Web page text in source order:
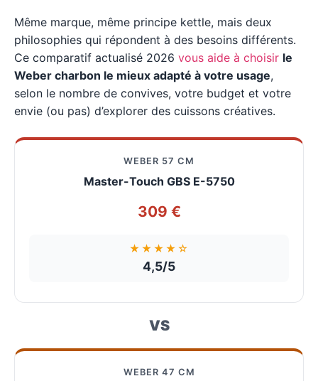
Même marque, même principe kettle, mais deux
philosophies qui répondent à des besoins différents.
Ce comparatif actualisé 2026 vous aide à choisir le
Weber charbon le mieux adapté à votre usage,
selon le nombre de convives, votre budget et votre
envie (ou pas) d’explorer des cuissons créatives.
WEBER 57 CM
Master-Touch GBS E-5750
309 €
★★★★☆
4,5/5
VS
WEBER 47 CM